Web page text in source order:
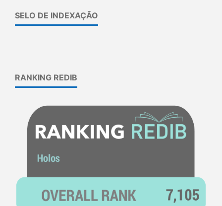
SELO DE INDEXAÇÃO
RANKING REDIB